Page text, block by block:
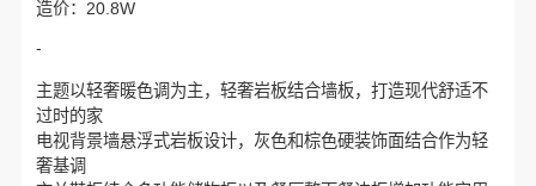
造价：20.8W
-
主题以轻奢暖色调为主，轻奢岩板结合墙板，打造现代舒适不
过时的家
电视背景墙悬浮式岩板设计，灰色和棕色硬装饰面结合作为轻
奢基调